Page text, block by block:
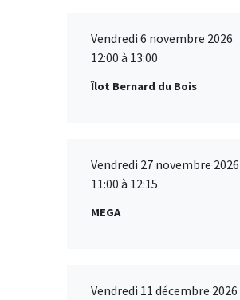
Vendredi 6 novembre 2026
12:00 à 13:00
Îlot Bernard du Bois
Vendredi 27 novembre 2026
11:00 à 12:15
MEGA
Vendredi 11 décembre 2026